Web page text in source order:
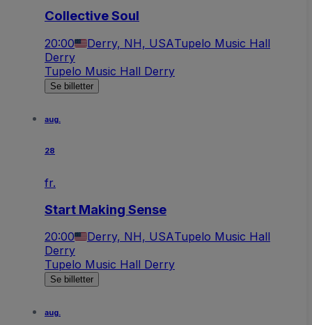
Collective Soul
20:00 Derry, NH, USATupelo Music Hall
Derry
Tupelo Music Hall Derry
Se billetter
aug.
28
fr.
Start Making Sense
20:00 Derry, NH, USATupelo Music Hall
Derry
Tupelo Music Hall Derry
Se billetter
aug.